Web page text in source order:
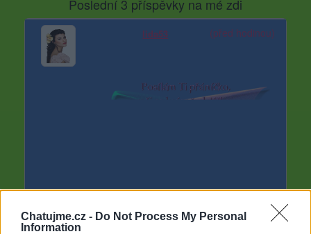
Chatujme.cz - Do Not Process My Personal
Information
Poslední 3 příspěvky na mé zdi
lida53 (před hodinou)